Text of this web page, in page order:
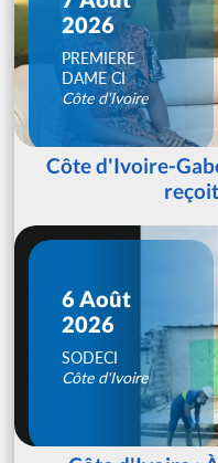
2026
PREMIERE
DAME CI
Côte d'Ivoire
Côte d'Ivoire-
6 Août
2026
SODECI
Côte d'Ivoire